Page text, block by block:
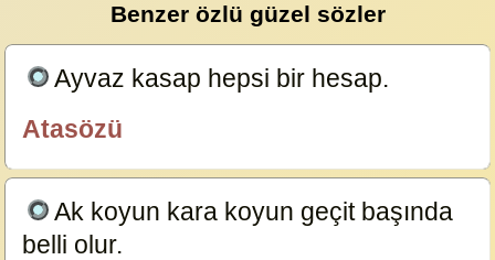
Benzer özlü güzel sözler
Ayvaz kasap hepsi bir hesap.
Atasözü
Ak koyun kara koyun geçit başında
belli olur.